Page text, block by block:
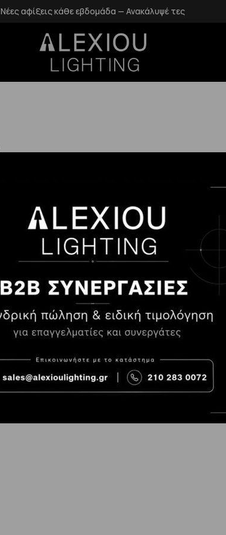
Νέες αφίξεις κάθε εβδομάδα — Ανακάλυψέ τες
Η Εταιρεία μας
Επικοινωνία
Blog
Τρόποι Παραγγελίας
Τρόποι Αποστολής και
κόστος
Επιστροφές
Προστασία
Δεδομένων
Όροι χρήσης
Cookies
Consent